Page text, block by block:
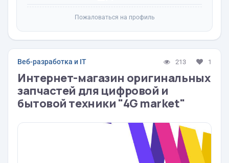
Пожаловаться на профиль
Веб-разработка и IT 213 1
Интернет-магазин оригинальных
запчастей для цифровой и
бытовой техники "4G market"